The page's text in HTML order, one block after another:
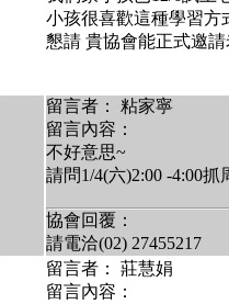
小孩很喜歡這種學習方
懇請 貴協會能正式邀
留言者： 粘家寧
留言內容：
不好意思~
請問1/4(六)2:00 -4:00
協會回覆：
請電洽(02) 27455217
留言者： 莊慧娟
留言內容：